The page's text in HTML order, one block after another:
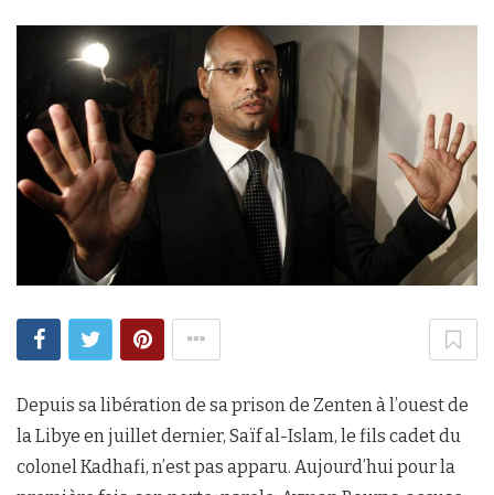
Depuis sa libération de sa prison de Zenten à l’ouest de
la Libye en juillet dernier, Saïf al-Islam, le fils cadet du
colonel Kadhafi, n’est pas apparu. Aujourd’hui pour la